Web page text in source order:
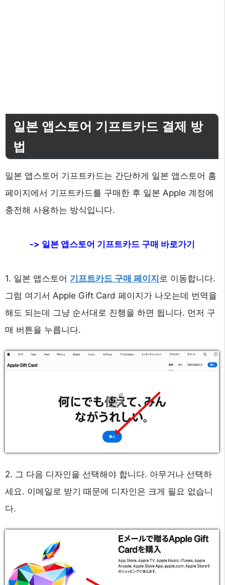
일본 앱스토어 기프트카드 결제 방
법
일본 앱스토어 기프트카드는 간단하게 일본 앱스토어 홈
페이지에서 기프트카드를 구매한 후 일본 Apple 계정에
충전해 사용하는 방식입니다.
-> 일본 앱스토어 기프트카드 구매 바로가기
1. 일본 앱스토어 기프트카드 구매 페이지 로 이동합니다.
그럼 여기서 Apple Gift Card 페이지가 나오는데 번역을
해도 되는데 그냥 순서대로 진행을 하면 됩니다. 먼저 구
매 버튼을 누릅니다.
2. 그 다음 디자인을 선택해야 합니다. 아무거나 선택하
세요. 이메일로 받기 때문에 디자인은 크게 필요 없습니
다.